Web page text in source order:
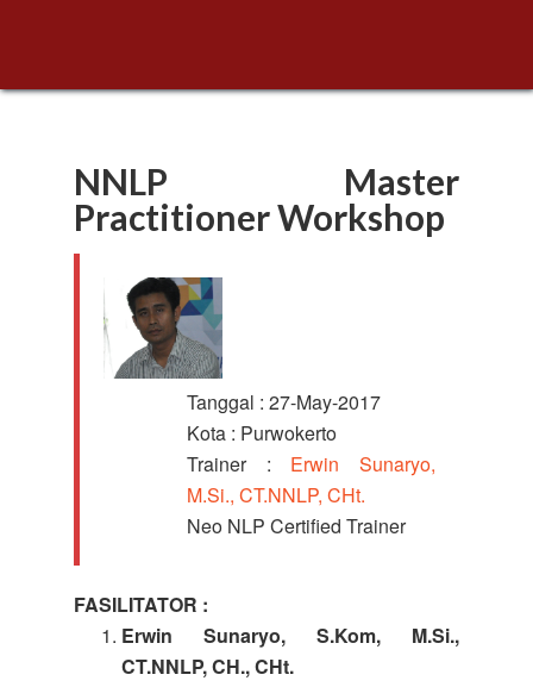
NNLP Master
Practitioner Workshop
Tanggal : 27-May-2017
Kota : Purwokerto
Trainer : Erwin Sunaryo,
M.Si., CT.NNLP, CHt.
Neo NLP Certified Trainer
FASILITATOR :
Erwin Sunaryo, S.Kom, M.Si.,
CT.NNLP, CH., CHt.